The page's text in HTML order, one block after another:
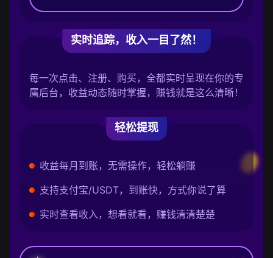
实时追踪，收入一目了然！
每一次点击、注册、购买，全都实时呈现在你的专
属后台，收益动态随时掌握，赚钱就是这么清晰！
轻松提现
收益每月到账，无需操作，轻松躺赚
支持支付宝/USDT，到账快，方式你说了算
实时查看收入，想看就看，赚钱清清楚楚